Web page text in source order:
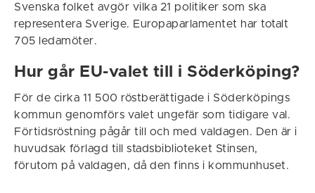
Svenska folket avgör vilka 21 politiker som ska
representera Sverige. Europaparlamentet har totalt
705 ledamöter.
Hur går EU-valet till i Söderköping?
För de cirka 11 500 röstberättigade i Söderköpings
kommun genomförs valet ungefär som tidigare val.
Förtidsröstning pågår till och med valdagen. Den är i
huvudsak förlagd till stadsbiblioteket Stinsen,
förutom på valdagen, då den finns i kommunhuset.